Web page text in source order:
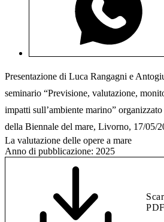
Presentazione di Luca Rangagni e
seminario “Previsione, valutazione,
impatti sull’ambiente marino”
della Biennale del mare, Livorno, 17/05/
La valutazione delle opere a mare
Anno di pubblicazione: 2025
PDF